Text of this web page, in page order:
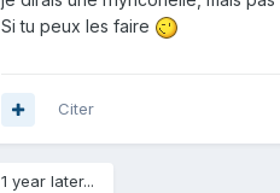
Si tu peux les faire
Citer
1 year later...